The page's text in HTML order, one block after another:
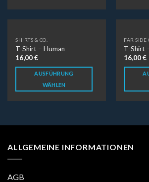
SHIRTS & CO.
T-Shirt – Human
16,00€
AUSFÜHRUNG
WÄHLEN
FAR SIDE
T-Shirt
16,00€
ALLGEMEINE INFORMATIONEN
AGB